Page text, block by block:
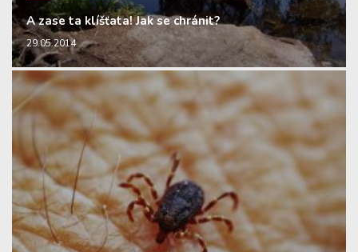
A zase ta klíšťata! Jak se chránit?
29.05.2014